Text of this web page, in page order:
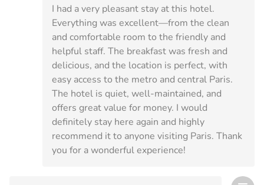
I had a very pleasant stay at this hotel.
Everything was excellent—from the clean
and comfortable room to the friendly and
helpful staff. The breakfast was fresh and
delicious, and the location is perfect, with
easy access to the metro and central Paris.
The hotel is quiet, well-maintained, and
offers great value for money. I would
definitely stay here again and highly
recommend it to anyone visiting Paris. Thank
you for a wonderful experience!